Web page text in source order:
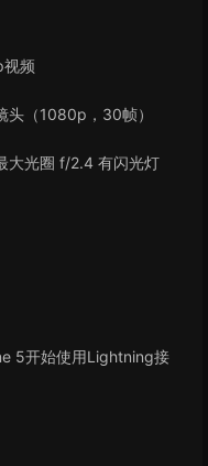
频
1080p，30帧）
f/2.4 有闪光灯
始使用Lightning接